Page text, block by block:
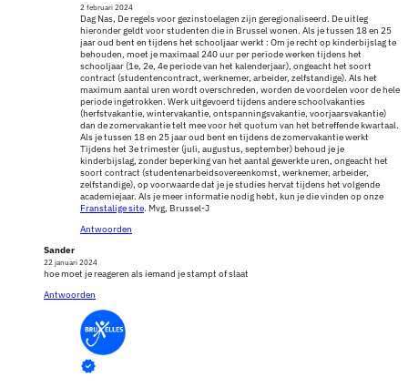
2 februari 2024
Dag Nas, De regels voor gezinstoelagen zijn geregionaliseerd. De uitleg
hieronder geldt voor studenten die in Brussel wonen. Als je tussen 18 en 25
jaar oud bent en tijdens het schooljaar werkt : Om je recht op kinderbijslag te
behouden, moet je maximaal 240 uur per periode werken tijdens het
schooljaar (1e, 2e, 4e periode van het kalenderjaar), ongeacht het soort
contract (studentencontract, werknemer, arbeider, zelfstandige). Als het
maximum aantal uren wordt overschreden, worden de voordelen voor de hele
periode ingetrokken. Werk uitgevoerd tijdens andere schoolvakanties
(herfstvakantie, wintervakantie, ontspanningsvakantie, voorjaarsvakantie)
dan de zomervakantie telt mee voor het quotum van het betreffende kwartaal.
Als je tussen 18 en 25 jaar oud bent en tijdens de zomervakantie werkt
Tijdens het 3e trimester (juli, augustus, september) behoud je je
kinderbijslag, zonder beperking van het aantal gewerkte uren, ongeacht het
soort contract (studentenarbeidsovereenkomst, werknemer, arbeider,
zelfstandige), op voorwaarde dat je je studies hervat tijdens het volgende
academiejaar. Als je meer informatie nodig hebt, kun je die vinden op onze
Franstalige site. Mvg, Brussel-J
Antwoorden
Sander
22 januari 2024
hoe moet je reageren als iemand je stampt of slaat
Antwoorden